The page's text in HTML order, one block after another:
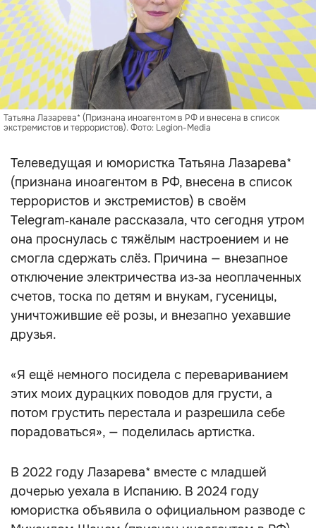
Татьяна Лазарева* (Признана иноагентом в РФ и внесена в список
экстремистов и террористов). Фото: Legion-Media
Телеведущая и юмористка Татьяна Лазарева*
(признана иноагентом в РФ, внесена в список
террористов и экстремистов) в своём
Telegram‑канале рассказала, что сегодня утром
она проснулась с тяжёлым настроением и не
смогла сдержать слёз. Причина — внезапное
отключение электричества из‑за неоплаченных
счетов, тоска по детям и внукам, гусеницы,
уничтожившие её розы, и внезапно уехавшие
друзья.
«Я ещё немного посидела с перевариванием
этих моих дурацких поводов для грусти, а
потом грустить перестала и разрешила себе
порадоваться», — поделилась артистка.
В 2022 году Лазарева* вместе с младшей
дочерью уехала в Испанию. В 2024 году
юмористка объявила о официальном разводе с